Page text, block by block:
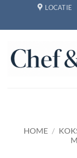
inhoud
LOCATIE
HOME /